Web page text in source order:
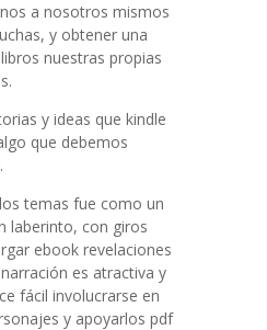
a nosotros mismos
y obtener una
nuestras propias
y ideas que kindle
que debemos
temas fue como un
laberinto, con giros
ebook revelaciones
es atractiva y
fácil involucrarse en
y apoyarlos pdf